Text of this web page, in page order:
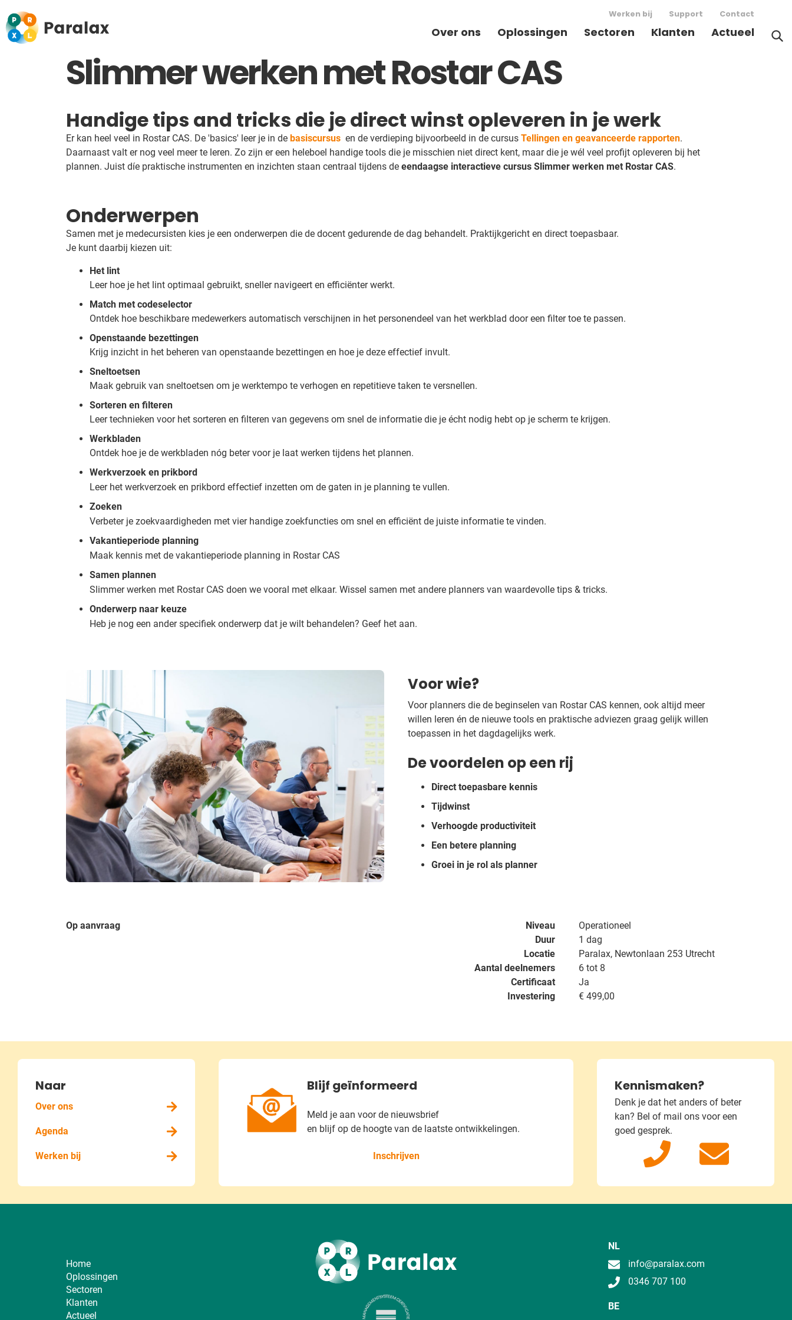
Werken bij Support Contact
Over ons Oplossingen Sectoren Klanten Actueel
Slimmer werken met Rostar CAS
Handige tips and tricks die je direct winst opleveren in je werk
Er kan heel veel in Rostar CAS. De 'basics' leer je in de basiscursus en de verdieping bijvoorbeeld in de cursus Tellingen en geavanceerde rapporten.
Daarnaast valt er nog veel meer te leren. Zo zijn er een heleboel handige tools die je misschien niet direct kent, maar die je wél veel profijt opleveren bij het
plannen. Juist díe praktische instrumenten en inzichten staan centraal tijdens de eendaagse interactieve cursus Slimmer werken met Rostar CAS.
Onderwerpen
Samen met je medecursisten kies je een onderwerpen die de docent gedurende de dag behandelt. Praktijkgericht en direct toepasbaar.
Je kunt daarbij kiezen uit:
Het lint
Leer hoe je het lint optimaal gebruikt, sneller navigeert en efficiënter werkt.
Match met codeselector
Ontdek hoe beschikbare medewerkers automatisch verschijnen in het personendeel van het werkblad door een filter toe te passen.
Openstaande bezettingen
Krijg inzicht in het beheren van openstaande bezettingen en hoe je deze effectief invult.
Sneltoetsen
Maak gebruik van sneltoetsen om je werktempo te verhogen en repetitieve taken te versnellen.
Sorteren en filteren
Leer technieken voor het sorteren en filteren van gegevens om snel de informatie die je écht nodig hebt op je scherm te krijgen.
Werkbladen
Ontdek hoe je de werkbladen nóg beter voor je laat werken tijdens het plannen.
Werkverzoek en prikbord
Leer het werkverzoek en prikbord effectief inzetten om de gaten in je planning te vullen.
Zoeken
Verbeter je zoekvaardigheden met vier handige zoekfuncties om snel en efficiënt de juiste informatie te vinden.
Vakantieperiode planning
Maak kennis met de vakantieperiode planning in Rostar CAS
Samen plannen
Slimmer werken met Rostar CAS doen we vooral met elkaar. Wissel samen met andere planners van waardevolle tips & tricks.
Onderwerp naar keuze
Heb je nog een ander specifiek onderwerp dat je wilt behandelen? Geef het aan.
Voor wie?
Voor planners die de beginselen van Rostar CAS kennen, ook altijd meer
willen leren én de nieuwe tools en praktische adviezen graag gelijk willen
toepassen in het dagdagelijks werk.
De voordelen op een rij
Direct toepasbare kennis
Tijdwinst
Verhoogde productiviteit
Een betere planning
Groei in je rol als planner
Op aanvraag
Niveau
Duur
Locatie
Aantal deelnemers
Certificaat
Investering
Operationeel
1 dag
Paralax, Newtonlaan 253 Utrecht
6 tot 8
Ja
€ 499,00
Naar
Over ons
Agenda
Werken bij
Blijf geïnformeerd
Meld je aan voor de nieuwsbrief
en blijf op de hoogte van de laatste ontwikkelingen.
Inschrijven
Kennismaken?
Denk je dat het anders of beter
kan? Bel of mail ons voor een
goed gesprek.
Home
Oplossingen
Sectoren
Klanten
Actueel
NL
info@paralax.com
0346 707 100
BE